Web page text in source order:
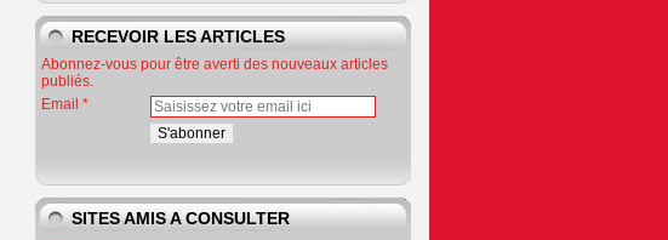
RECEVOIR LES ARTICLES
Abonnez-vous pour être averti des nouveaux articles
publiés.
Email
SITES AMIS A CONSULTER